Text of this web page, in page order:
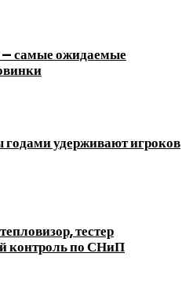
самые ожидаемые
удерживают игроков
тестер
контроль по СНиП